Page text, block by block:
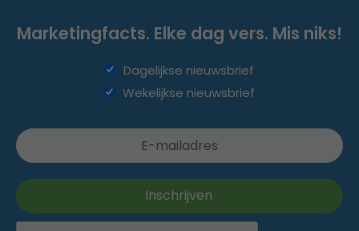
Marketingfacts. Elke dag vers. Mis niks!
Dagelijkse nieuwsbrief
Wekelijkse nieuwsbrief